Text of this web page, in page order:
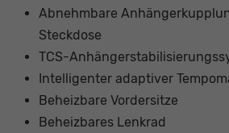
Abnehmbare
Steckdose
TCS-
Intelligenter adaptiver
Beheizbare Vordersitze
Beheizbares Lenkrad